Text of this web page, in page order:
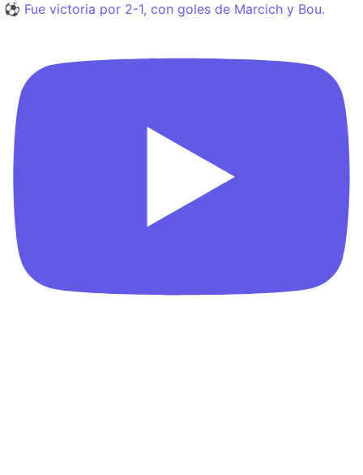
⚽️ Fue victoria por 2-1, con goles de Marcich y Bou.